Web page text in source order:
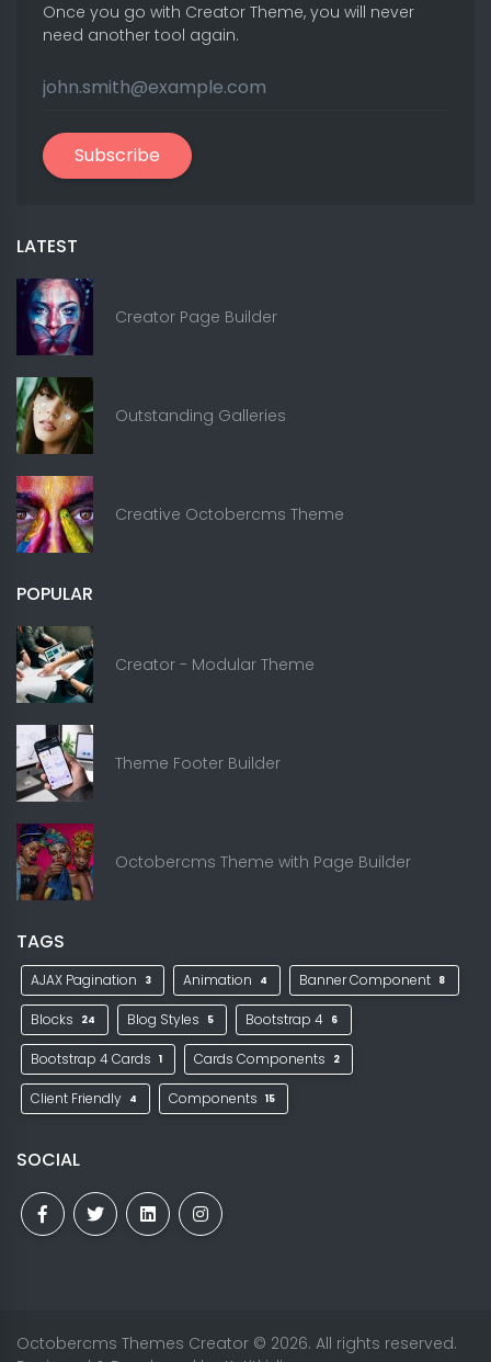
Once you go with Creator Theme, you will never
need another tool again.
Subscribe
LATEST
Creator Page Builder
Outstanding Galleries
Creative Octobercms Theme
POPULAR
Creator - Modular Theme
Theme Footer Builder
Octobercms Theme with Page Builder
TAGS
AJAX Pagination 3 Animation 4 Banner Component 8
Blocks 24 Blog Styles 5 Bootstrap 4 6
Bootstrap 4 Cards 1 Cards Components 2
Client Friendly 4 Components 15
SOCIAL
Octobercms Themes Creator © 2026. All rights reserved.